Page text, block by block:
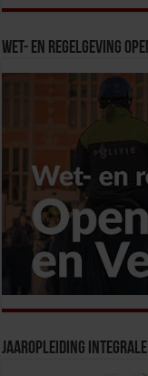
Wet- en Regelgeving
Jaaropleiding Integrale